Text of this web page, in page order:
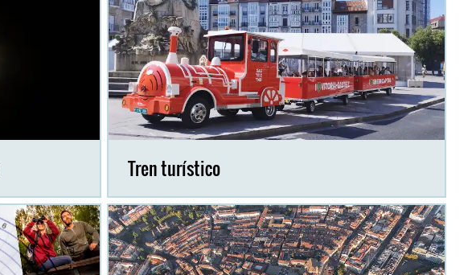
Tren turístico